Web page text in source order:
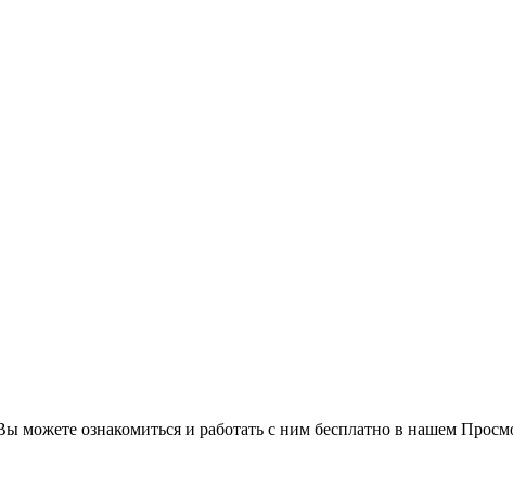
можете ознакомиться и работать с ним бесплатно в нашем